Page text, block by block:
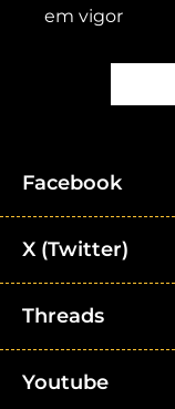
em vigor
Facebook
X (Twitter)
Threads
Youtube